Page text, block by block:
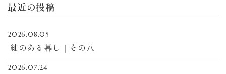
最近の投稿
2026.08.05
紬のある暮し｜その八
2026.07.24